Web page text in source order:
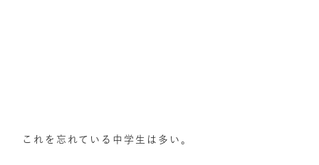
これを忘れている中学生は多い。